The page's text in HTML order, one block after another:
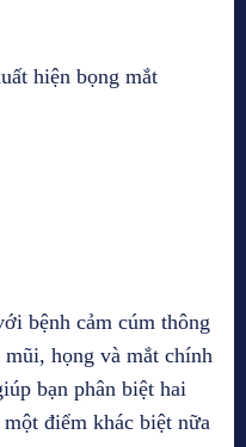
hiện bọng mắt
bệnh cảm cúm thông
họng và mắt chính
bạn phân biệt hai
điểm khác biệt nữa